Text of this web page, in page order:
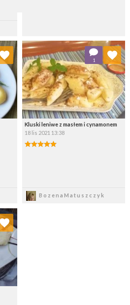
Kluski leniwe z masłem i cynamonem
18 lis 2021 13:38
BozenaMatuszczyk
1
Dodaj do ulubionych
Wybierz listę: